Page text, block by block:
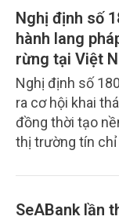
các-bon không
kính mà còn là
góp phần thúc
năng lực cạnh
sang nền kinh
Nghị định số
hành lang
rừng tại Việt
Nghị định số
ra cơ hội khai
đồng thời tạo
thị trường tín
năm 2050.
SeABank lần